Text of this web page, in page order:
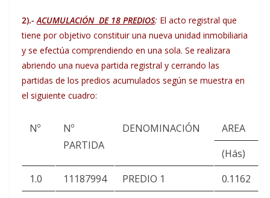
2).-ACUMULACIÓN DE 18 PREDIOS: El acto registral que
tiene por objetivo constituir una nueva unidad inmobiliaria
y se efectúa comprendiendo en una sola. Se realizara
abriendo una nueva partida registral y cerrando las
partidas de los predios acumulados según se muestra en
el siguiente cuadro:
Nº
Nº
PARTIDA
DENOMINACIÓN
AREA
(Hás)
1.0
11187994 PREDIO 1
0.1162